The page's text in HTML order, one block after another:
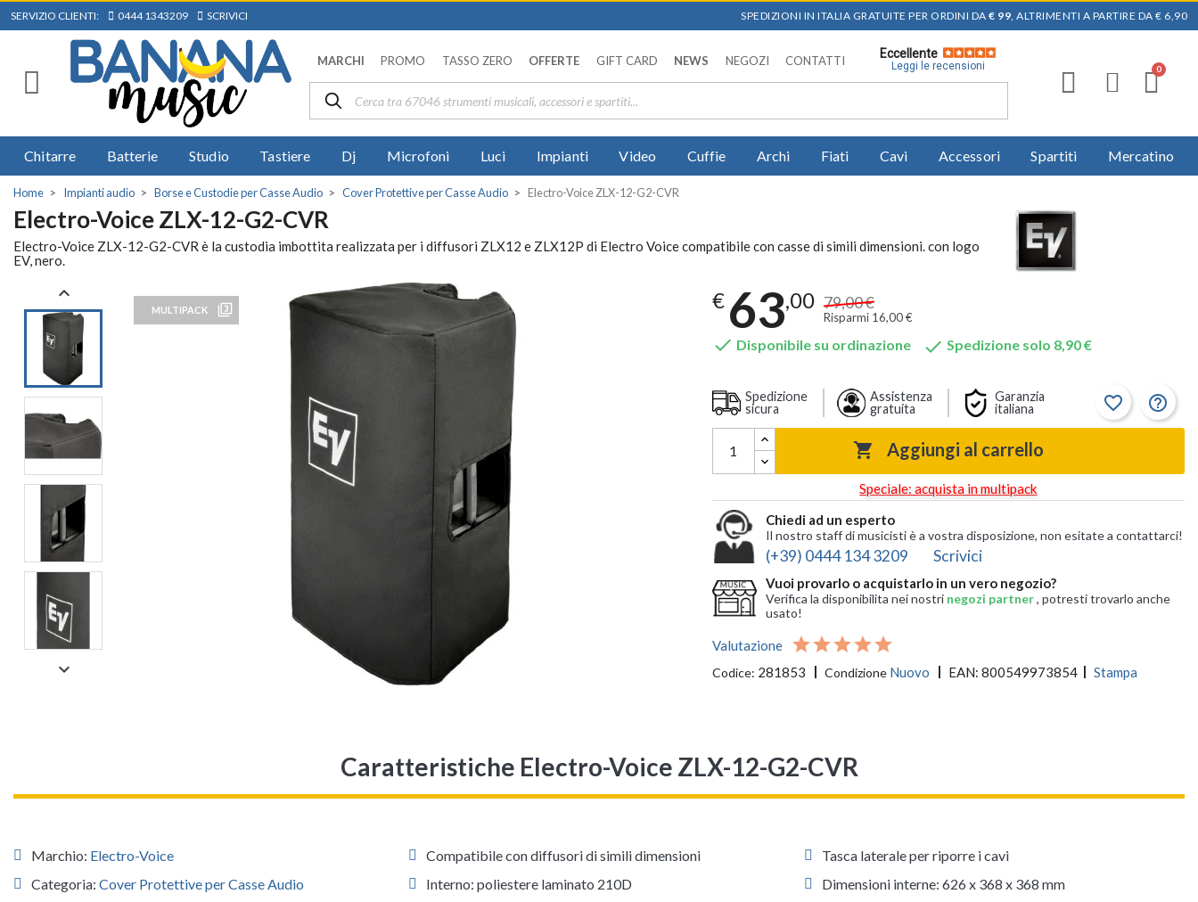
SERVIZIO CLIENTI: 0444 1343209 SCRIVICI SPEDIZIONI IN ITALIA GRATUITE PER ORDINI DA € 99, ALTRIMENTI A PARTIRE DA € 6,90
MARCHI PROMO TASSO ZERO OFFERTE GIFT CARD NEWS NEGOZI CONTATTI
Eccellente
Leggi le recensioni
Chitarre Batterie Studio Tastiere Dj Microfoni Luci Impianti Video Cuffie Archi Fiati Cavi Accessori Spartiti Mercatino
Home Impianti audio Borse e Custodie per Casse Audio Cover Protettive per Casse Audio Electro-Voice ZLX-12-G2-CVR
Electro-Voice ZLX-12-G2-CVR
Electro-Voice ZLX-12-G2-CVR è la custodia imbottita realizzata per i diffusori ZLX12 e ZLX12P di Electro Voice compatibile con casse di simili dimensioni. con logo
EV, nero.
MULTIPACK filter_3


€ 63,00 79,00 €
Risparmi 16,00 €
 Disponibile su ordinazione  Spedizione solo 8,90 €
Spedizione
sicura
Assistenza
gratuita
Garanzia
italiana
favorite_border help_outline
 Aggiungi al carrello
Speciale: acquista in multipack
Chiedi ad un esperto
Il nostro staff di musicisti è a vostra disposizione, non esitate a contattarci!
(+39) 0444 134 3209 Scrivici
Vuoi provarlo o acquistarlo in un vero negozio?
Verifica la disponibilita nei nostri negozi partner, potresti trovarlo anche
usato!
Valutazione
Codice: 281853 Condizione Nuovo EAN: 800549973854 Stampa
Caratteristiche Electro-Voice ZLX-12-G2-CVR
Marchio: Electro-Voice
Categoria: Cover Protettive per Casse Audio
Compatibile con diffusori di simili dimensioni
Interno: poliestere laminato 210D
Tasca laterale per riporre i cavi
Dimensioni interne: 626 x 368 x 368 mm